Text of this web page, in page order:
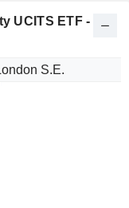
UCITS ETF -